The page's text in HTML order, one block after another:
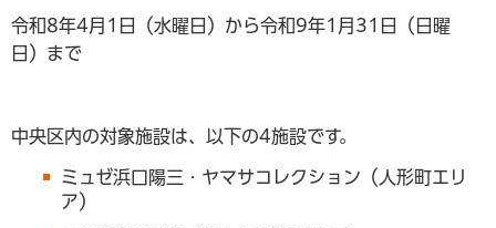
令和8年4月1日（水曜日）から令和9年1月31日（日曜
日）まで
中央区内の対象施設は、以下の4施設です。
ミュゼ浜口陽三・ヤマサコレクション（人形町エリ
ア）